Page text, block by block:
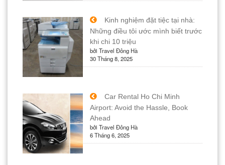
Kinh nghiệm đặt tiệc tại nhà:
Những điều tôi ước mình biết trước
khi chi 10 triệu
bởi Travel Đông Hà
30 Tháng 8, 2025
Car Rental Ho Chi Minh
Airport: Avoid the Hassle, Book
Ahead
bởi Travel Đông Hà
6 Tháng 6, 2025